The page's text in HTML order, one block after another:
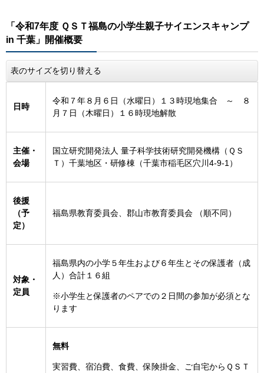
「令和7年度 ＱＳＴ福島の小学生親子サイエンスキャンプ
in 千葉」 開催概要
表のサイズを切り替える
日時
令和７年８月６日（水曜日）１３時現地集合 ～ ８
月７日（木曜日）１６時現地解散
主催・
会場
国立研究開発法人 量子科学技術研究開発機構（ＱＳ
Ｔ）千葉地区・研修棟（千葉市稲毛区穴川4-9-1）
後援
（予
定）
福島県教育委員会、郡山市教育委員会 （順不同）
対象・
定員
福島県内の小学５年生および６年生とその保護者（成
人）合計１６組
※小学生と保護者のペアでの２日間の参加が必須とな
ります
無料
実習費、宿泊費、食費、保険掛金、ご自宅からＱＳＴ